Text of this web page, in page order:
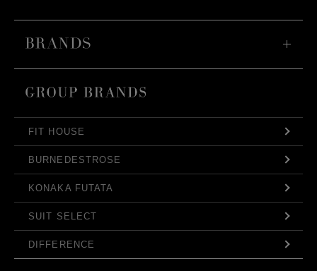
FIT HOUSE
BURNEDESTROSE
KONAKA FUTATA
SUIT SELECT
DIFFERENCE